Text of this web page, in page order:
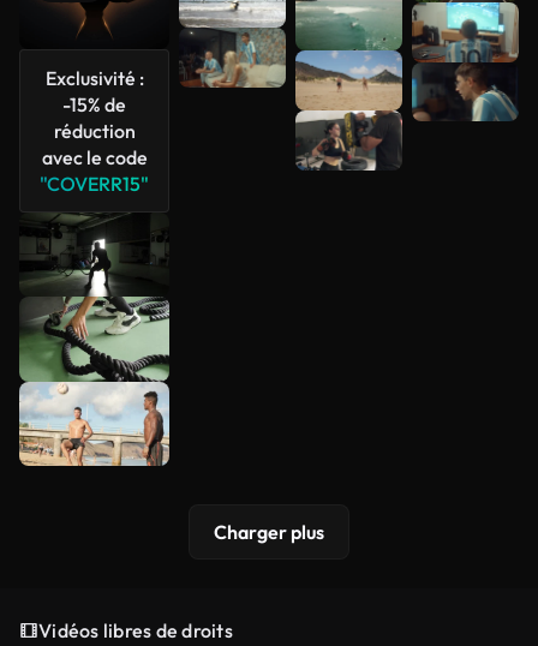
Exclusivité :
-15% de
réduction
avec le code
"COVERR15"
Charger plus
Vidéos libres de droits